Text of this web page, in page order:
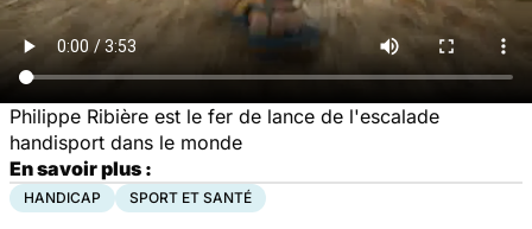
Philippe Ribière est le fer de lance de l'escalade
handisport dans le monde
En savoir plus :
HANDICAP SPORT ET SANTÉ